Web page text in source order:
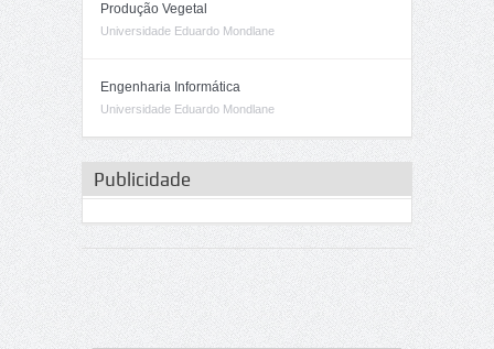
Produção Vegetal
Universidade Eduardo Mondlane
Engenharia Informática
Universidade Eduardo Mondlane
Publicidade